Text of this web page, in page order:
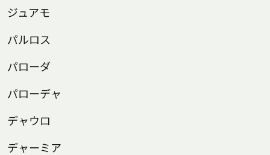
ジュアモ
パルロス
パローダ
パローデャ
デャウロ
デャーミア